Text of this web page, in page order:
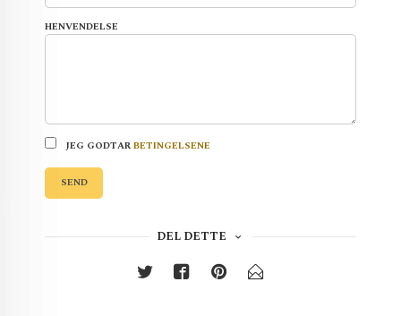
HENVENDELSE
JEG GODTARBETINGELSENE
SEND
DEL DETTE